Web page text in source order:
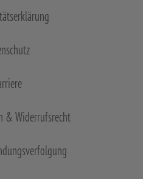
& Widerrufsrecht